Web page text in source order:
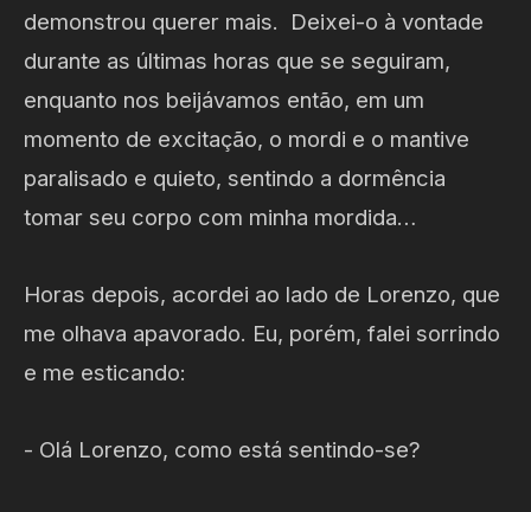
demonstrou querer mais. Deixei-o à vontade
durante as últimas horas que se seguiram,
enquanto nos beijávamos então, em um
momento de excitação, o mordi e o mantive
paralisado e quieto, sentindo a dormência
tomar seu corpo com minha mordida…
Horas depois, acordei ao lado de Lorenzo, que
me olhava apavorado. Eu, porém, falei sorrindo
e me esticando:
- Olá Lorenzo, como está sentindo-se?